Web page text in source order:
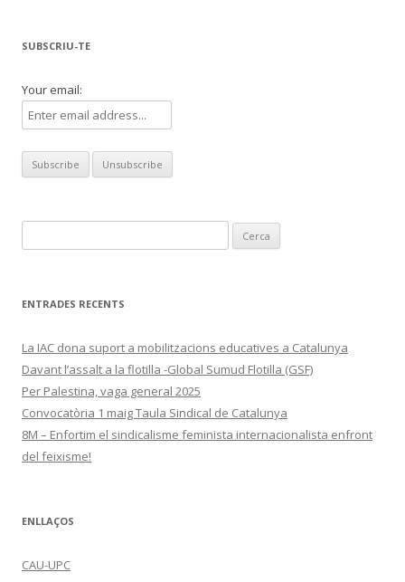
SUBSCRIU-TE
Your email:
ENTRADES RECENTS
La IAC dona suport a mobilitzacions educatives a Catalunya
Davant l’assalt a la flotilla -Global Sumud Flotilla (GSF)
Per Palestina, vaga general 2025
Convocatòria 1 maig Taula Sindical de Catalunya
8M – Enfortim el sindicalisme feminista internacionalista enfront
del feixisme!
ENLLAÇOS
CAU-UPC